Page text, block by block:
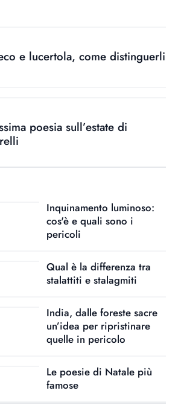
e lucertola, come distinguerli
poesia sull’estate di
Inquinamento luminoso:
cos'è e quali sono i
pericoli
Qual è la differenza tra
stalattiti e stalagmiti
India, dalle foreste sacre
un’idea per ripristinare
quelle in pericolo
Le poesie di Natale più
famose